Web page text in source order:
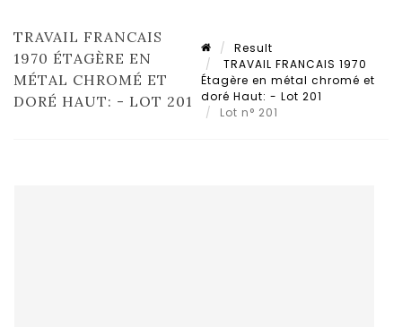
TRAVAIL FRANCAIS
1970 ÉTAGÈRE EN
MÉTAL CHROMÉ ET
DORÉ HAUT: - LOT 201
Result
TRAVAIL FRANCAIS 1970
Étagère en métal chromé et
doré Haut: - Lot 201
Lot n° 201